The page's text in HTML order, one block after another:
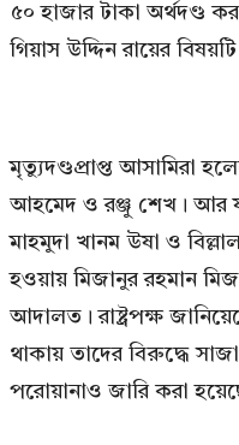
৫০ হাজার টাকা অর্থদণ্ড
গিয়াস উদ্দিন রায়ের
মৃত্যুদণ্ডপ্রাপ্ত আসামিরা
আহমেদ ও রঞ্জু শেখ। আর
মাহমুদা খানম উষা ও
হওয়ায় মিজানুর রহমান
আদালত। রাষ্ট্রপক্ষ
থাকায় তাদের বিরুদ্ধে
পরোয়ানাও জারি করা